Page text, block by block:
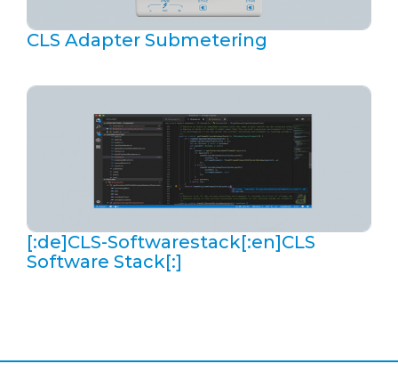
CLS Adapter Submetering
[:de]CLS-Softwarestack[:en]CLS
Software Stack[:]